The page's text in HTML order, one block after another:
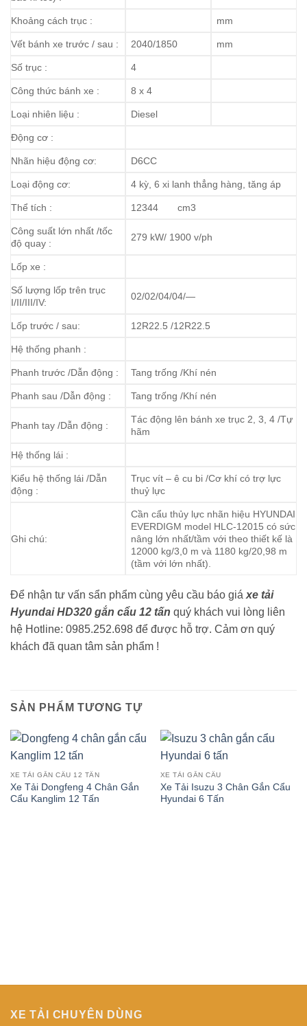
Khoảng cách trục : mm
Vết bánh xe trước / sau : 2040/1850 mm
Số trục : 4
Công thức bánh xe : 8 x 4
Loại nhiên liệu : Diesel
Động cơ :
Nhãn hiệu động cơ: D6CC
Loại động cơ: 4 kỳ, 6 xi lanh thẳng hàng, tăng áp
Thể tích : 12344 cm3
Công suất lớn nhất /tốc
độ quay :
279 kW/ 1900 v/ph
Lốp xe :
Số lượng lốp trên trục
I/II/III/IV:
02/02/04/04/—
Lốp trước / sau: 12R22.5 /12R22.5
Hệ thống phanh :
Phanh trước /Dẫn động : Tang trống /Khí nén
Phanh sau /Dẫn động : Tang trống /Khí nén
Phanh tay /Dẫn động :
Tác động lên bánh xe trục 2, 3, 4 /Tự
hãm
Hệ thống lái :
Kiểu hệ thống lái /Dẫn
động :
Trục vít – ê cu bi /Cơ khí có trợ lực
thuỷ lực
Ghi chú:
Cần cẩu thủy lực nhãn hiệu HYUNDAI
EVERDIGM model HLC-12015 có sức
nâng lớn nhất/tầm với theo thiết kế là
12000 kg/3,0 m và 1180 kg/20,98 m
(tầm với lớn nhất).
Để nhận tư vấn sẩn phẩm cùng yêu cầu báo giá xe tải
Hyundai HD320 gắn cẩu 12 tấn quý khách vui lòng liên
hệ Hotline: 0985.252.698 để được hỗ trợ. Cảm ơn quý
khách đã quan tâm sản phẩm !
SẢN PHẨM TƯƠNG TỰ
XE TẢI GẮN CẨU 12 TẤN
Xe Tải Dongfeng 4 Chân Gắn
Cẩu Kanglim 12 Tấn
XE TẢI GẮN CẨU
Xe Tải Isuzu 3 Chân Gắn Cẩu
Hyundai 6 Tấn
XE TẢI CHUYÊN DÙNG